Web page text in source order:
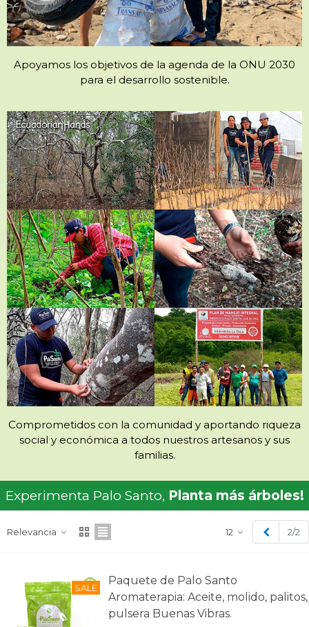
Apoyamos los objetivos de la agenda de la ONU 2030
para el desarrollo sostenible.
Comprometidos con la comunidad y aportando riqueza
social y económica a todos nuestros artesanos y sus
familias.
Experimenta Palo Santo, Planta más árboles!
Relevancia 12 Anterior
2/2
SALE
Paquete de Palo Santo
Aromaterapia: Aceite, molido, palitos,
pulsera Buenas Vibras.